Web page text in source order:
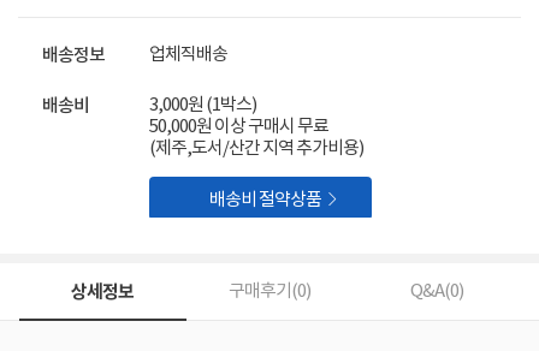
배송정보 업체직배송
배송비
3,000원 (1박스)
50,000원 이상 구매시 무료
(제주,도서/산간 지역 추가비용)
배송비 절약상품 
상세정보 구매후기(0) Q&A(0)